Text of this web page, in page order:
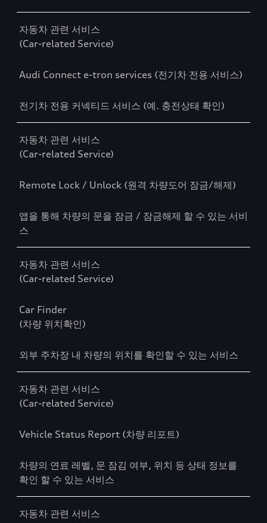
자동차 관련 서비스
(Car-related Service)
Audi Connect e-tron services (전기차 전용 서비스)
전기차 전용 커넥티드 서비스 (예. 충전상태 확인)
자동차 관련 서비스
(Car-related Service)
Remote Lock / Unlock (원격 차량도어 잠금/해제)
앱을 통해 차량의 문을 잠금 / 잠금해제 할 수 있는 서비
스
자동차 관련 서비스
(Car-related Service)
Car Finder
(차량 위치확인)
외부 주차장 내 차량의 위치를 확인할 수 있는 서비스
자동차 관련 서비스
(Car-related Service)
Vehicle Status Report (차량 리포트)
차량의 연료 레벨, 문 잠김 여부, 위치 등 상태 정보를
확인 할 수 있는 서비스
자동차 관련 서비스